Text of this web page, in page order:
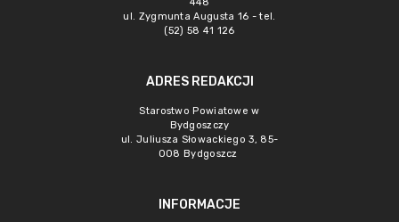
ul. Zygmunta Augusta 16 - tel.
(52) 58 41 126
ADRES REDAKCJI
Starostwo Powiatowe w
Bydgoszczy
ul. Juliusza Słowackiego 3, 85-
008 Bydgoszcz
INFORMACJE